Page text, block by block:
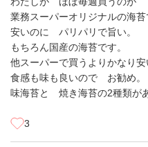
業務スーパーオリジナルの海苔
安いのに パリパリで旨い。
もちろん国産の海苔です。
他スーパーで買うよりかなり安
食感も味も良いので お勧め。
味海苔と 焼き海苔の2種類が
3